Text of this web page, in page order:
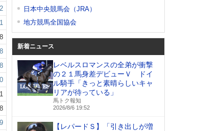
日本中央競馬会（JRA）
地方競馬全国協会
新着ニュース
レベルスロマンスの全弟が衝撃
の２１馬身差デビューＶ ドイ
ル騎手「きっと素晴らしいキャ
リアが待っている」
馬トク報知
2026/8/6 19:52
【レパードＳ】「引き出しが増